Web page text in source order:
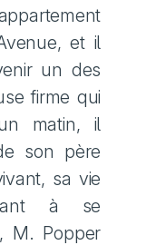
et il
un des
firme qui
matin, il
son père
sa vie
à se
M. Popper